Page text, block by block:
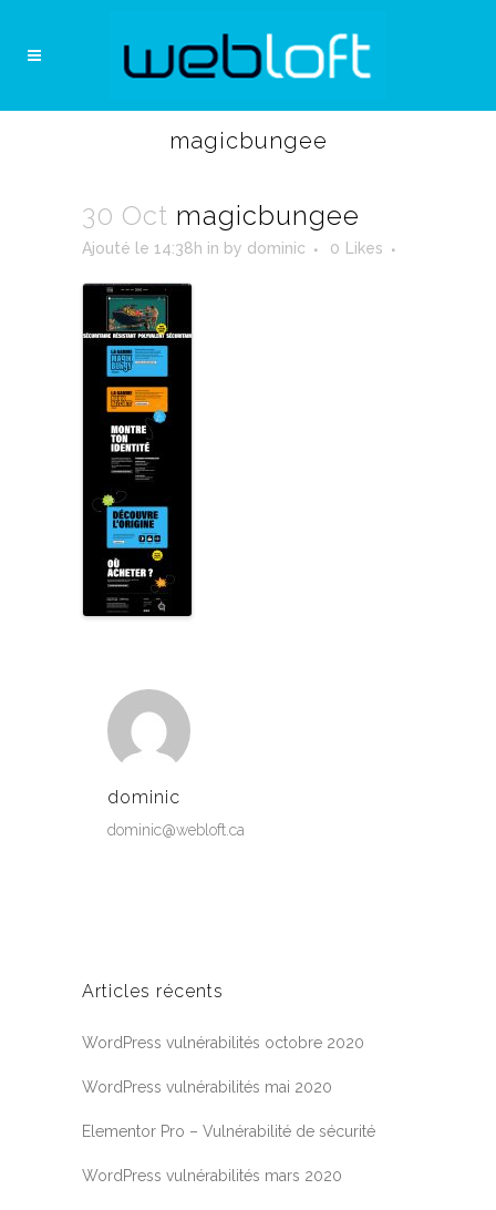
magicbungee
30 Oct magicbungee
Ajouté le 14:38h in by dominic 0 Likes
dominic
dominic@webloft.ca
Articles récents
WordPress vulnérabilités octobre 2020
WordPress vulnérabilités mai 2020
Elementor Pro – Vulnérabilité de sécurité
WordPress vulnérabilités mars 2020